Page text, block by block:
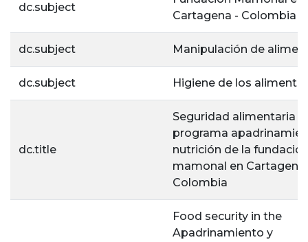
dc.subject
Cartagena - Colombia
dc.subject Manipulación de
dc.subject Higiene de los
dc.title
Seguridad alimentaria
programa
nutrición de la
mamonal en
Colombia
Food security in the
Apadrinamiento y